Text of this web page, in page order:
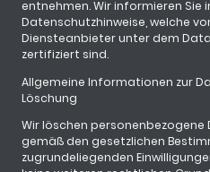
entnehmen. Wir informieren Sie
Datenschutzhinweise, welche
Diensteanbieter unter dem
zertifiziert sind.
Allgemeine Informationen zur
Löschung
Wir löschen personenbezogene
gemäß den gesetzlichen
zugrundeliegenden